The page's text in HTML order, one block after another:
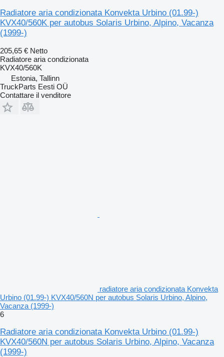
Radiatore aria condizionata Konvekta Urbino (01.99-)
KVX40/560K per autobus Solaris Urbino, Alpino, Vacanza
(1999-)
205,65 € Netto
Radiatore aria condizionata
KVX40/560K
Estonia, Tallinn
TruckParts Eesti OÜ
Contattare il venditore
radiatore aria condizionata Konvekta
Urbino (01.99-) KVX40/560N per autobus Solaris Urbino, Alpino,
Vacanza (1999-)
6
Radiatore aria condizionata Konvekta Urbino (01.99-)
KVX40/560N per autobus Solaris Urbino, Alpino, Vacanza
(1999-)